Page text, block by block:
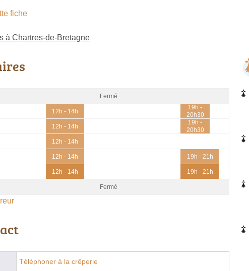
fiche
à Chartres-de-Bretagne
Fermé
12h - 14h
19h -
20h30
12h - 14h
19h -
20h30
12h - 14h
12h - 14h 19h - 21h
12h - 14h 19h - 21h
Fermé
Téléphoner à la crêperie